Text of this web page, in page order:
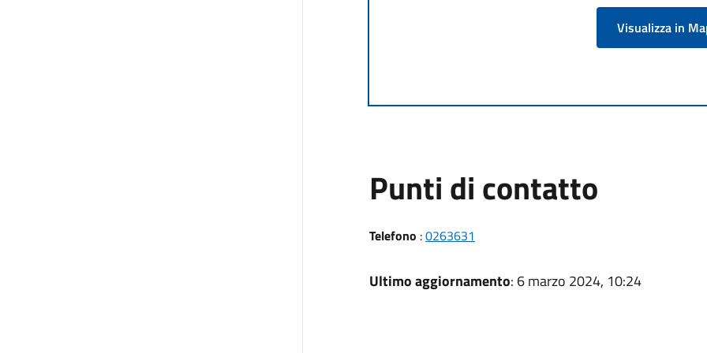
Visualizza in
Punti di contatto
Telefono :0263631
Ultimo aggiornamento: 6 marzo 2024, 10:24